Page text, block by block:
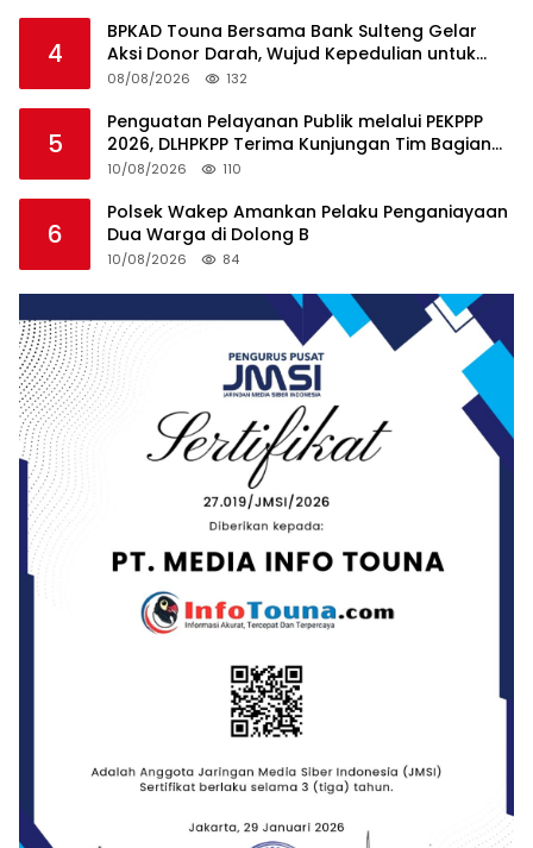
4
BPKAD Touna Bersama Bank Sulteng Gelar
Aksi Donor Darah, Wujud Kepedulian untuk
Sesama
08/08/2026 132
5
Penguatan Pelayanan Publik melalui PEKPPP
2026, DLHPKPP Terima Kunjungan Tim Bagian
Organisasi Setdakab Touna
10/08/2026 110
6
Polsek Wakep Amankan Pelaku Penganiayaan
Dua Warga di Dolong B
10/08/2026 84